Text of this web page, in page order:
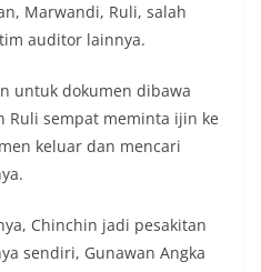
Marwandi, Ruli, salah
auditor lainnya.
untuk dokumen dibawa
Ruli sempat meminta ijin ke
keluar dan mencari
Chinchin jadi pesakitan
sendiri, Gunawan Angka